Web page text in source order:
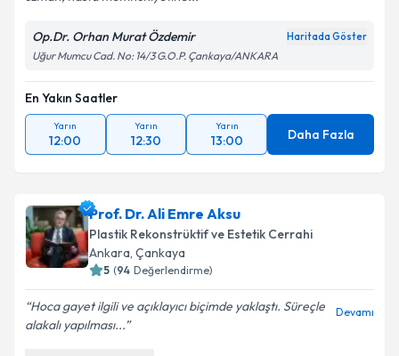
Op.Dr. Orhan Murat Özdemir Haritada Göster
Uğur Mumcu Cad. No: 14/3 G.O.P. Çankaya/ANKARA
En Yakın Saatler
Yarın
12:00
Yarın
12:30
Yarın
13:00 Daha Fazla
Prof. Dr. Ali Emre Aksu
Plastik Rekonstrüktif ve Estetik Cerrahi
Ankara, Çankaya
5 (94 Değerlendirme)
Hoca gayet ilgili ve açıklayıcı biçimde yaklaştı. Süreçle
alakalı yapılması...
Devamı